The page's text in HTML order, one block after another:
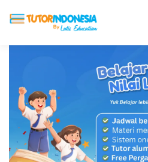
ABOUT US
BIAYA LES TESTIMONI
BLOG DAFTAR SEKOLAH